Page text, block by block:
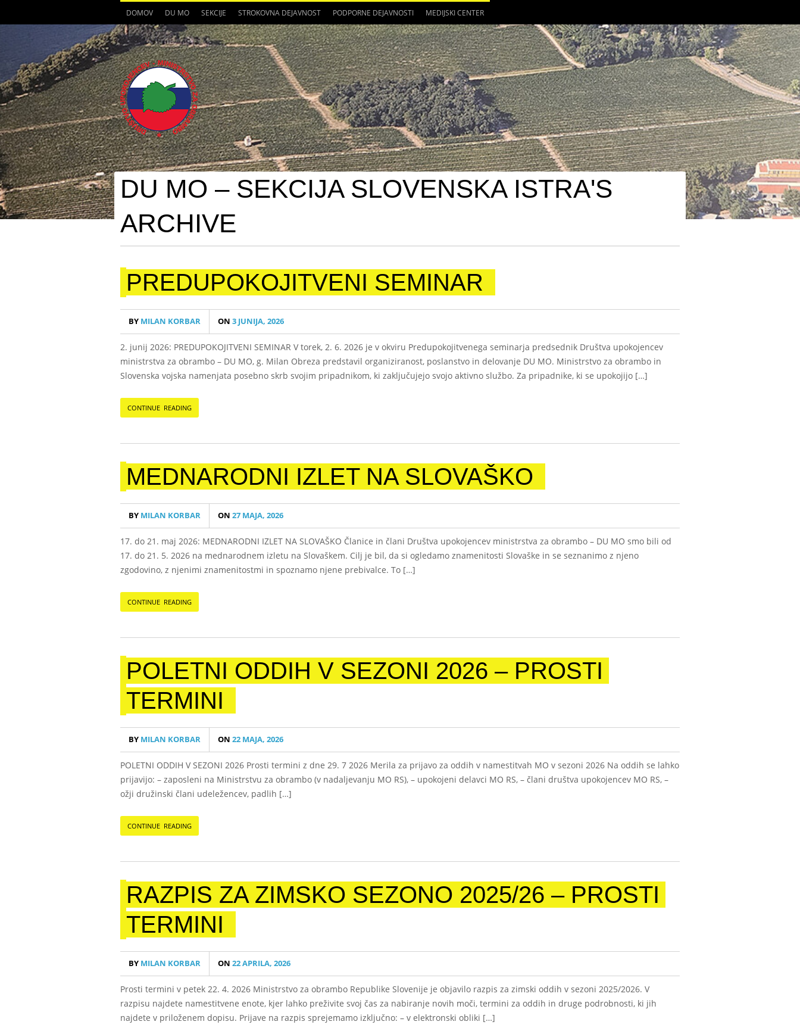
DOMOV DU MO SEKCIJE STROKOVNA DEJAVNOST PODPORNE DEJAVNOSTI MEDIJSKI CENTER
DU MO – SEKCIJA SLOVENSKA ISTRA'S
ARCHIVE
PREDUPOKOJITVENI SEMINAR
BY MILAN KORBAR ON 3 JUNIJA, 2026
2. junij 2026: PREDUPOKOJITVENI SEMINAR V torek, 2. 6. 2026 je v okviru Predupokojitvenega seminarja predsednik Društva upokojencev
ministrstva za obrambo – DU MO, g. Milan Obreza predstavil organiziranost, poslanstvo in delovanje DU MO. Ministrstvo za obrambo in
Slovenska vojska namenjata posebno skrb svojim pripadnikom, ki zaključujejo svojo aktivno službo. Za pripadnike, ki se upokojijo […]
CONTINUE READING
MEDNARODNI IZLET NA SLOVAŠKO
BY MILAN KORBAR ON 27 MAJA, 2026
17. do 21. maj 2026: MEDNARODNI IZLET NA SLOVAŠKO Članice in člani Društva upokojencev ministrstva za obrambo – DU MO smo bili od
17. do 21. 5. 2026 na mednarodnem izletu na Slovaškem. Cilj je bil, da si ogledamo znamenitosti Slovaške in se seznanimo z njeno
zgodovino, z njenimi znamenitostmi in spoznamo njene prebivalce. To […]
CONTINUE READING
POLETNI ODDIH V SEZONI 2026 – PROSTI
TERMINI
BY MILAN KORBAR ON 22 MAJA, 2026
POLETNI ODDIH V SEZONI 2026 Prosti termini z dne 29. 7 2026 Merila za prijavo za oddih v namestitvah MO v sezoni 2026 Na oddih se lahko
prijavijo: – zaposleni na Ministrstvu za obrambo (v nadaljevanju MO RS), – upokojeni delavci MO RS, – člani društva upokojencev MO RS, –
ožji družinski člani udeležencev, padlih […]
CONTINUE READING
RAZPIS ZA ZIMSKO SEZONO 2025/26 – PROSTI
TERMINI
BY MILAN KORBAR ON 22 APRILA, 2026
Prosti termini v petek 22. 4. 2026 Ministrstvo za obrambo Republike Slovenije je objavilo razpis za zimski oddih v sezoni 2025/2026. V
razpisu najdete namestitvene enote, kjer lahko preživite svoj čas za nabiranje novih moči, termini za oddih in druge podrobnosti, ki jih
najdete v priloženem dopisu. Prijave na razpis sprejemamo izključno: – v elektronski obliki […]